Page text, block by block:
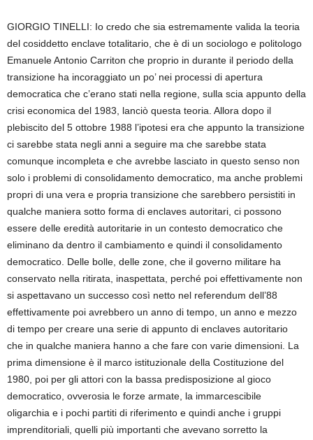
GIORGIO TINELLI: Io credo che sia estremamente valida la teoria
del cosiddetto enclave totalitario, che è di un sociologo e politologo
Emanuele Antonio Carriton che proprio in durante il periodo della
transizione ha incoraggiato un po’ nei processi di apertura
democratica che c’erano stati nella regione, sulla scia appunto della
crisi economica del 1983, lanciò questa teoria. Allora dopo il
plebiscito del 5 ottobre 1988 l’ipotesi era che appunto la transizione
ci sarebbe stata negli anni a seguire ma che sarebbe stata
comunque incompleta e che avrebbe lasciato in questo senso non
solo i problemi di consolidamento democratico, ma anche problemi
propri di una vera e propria transizione che sarebbero persistiti in
qualche maniera sotto forma di enclaves autoritari, ci possono
essere delle eredità autoritarie in un contesto democratico che
eliminano da dentro il cambiamento e quindi il consolidamento
democratico. Delle bolle, delle zone, che il governo militare ha
conservato nella ritirata, inaspettata, perché poi effettivamente non
si aspettavano un successo così netto nel referendum dell’88
effettivamente poi avrebbero un anno di tempo, un anno e mezzo
di tempo per creare una serie di appunto di enclaves autoritario
che in qualche maniera hanno a che fare con varie dimensioni. La
prima dimensione è il marco istituzionale della Costituzione del
1980, poi per gli attori con la bassa predisposizione al gioco
democratico, ovverosia le forze armate, la immarcescibile
oligarchia e i pochi partiti di riferimento e quindi anche i gruppi
imprenditoriali, quelli più importanti che avevano sorretto la